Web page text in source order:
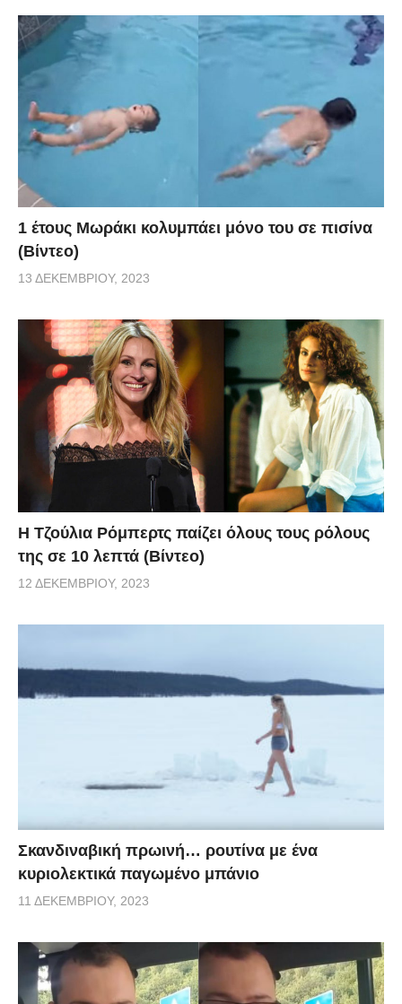
1 έτους Μωράκι κολυμπάει μόνο του σε πισίνα
(Βίντεο)
13 ΔΕΚΕΜΒΡΊΟΥ, 2023
Η Τζούλια Ρόμπερτς παίζει όλους τους ρόλους
της σε 10 λεπτά (Βίντεο)
12 ΔΕΚΕΜΒΡΊΟΥ, 2023
Σκανδιναβική πρωινή… ρουτίνα με ένα
κυριολεκτικά παγωμένο μπάνιο
11 ΔΕΚΕΜΒΡΊΟΥ, 2023